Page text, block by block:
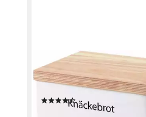
CONTINENTA
Vorratsdose, Keramik, (1-tlg),
Handarbeit
(24)
ab 23,35 € UVP29,95 €